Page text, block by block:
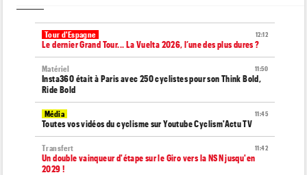
12:12
Tour d'Espagne
Le dernier Grand Tour... La Vuelta 2026, l’une des plus dures ?
11:50
Matériel
Insta360 était à Paris avec 250 cyclistes pour son Think Bold,
Ride Bold
11:45
Média
Toutes vos vidéos du cyclisme sur Youtube Cyclism'Actu TV
11:42
Transfert
Un double vainqueur d'étape sur le Giro vers la NSN jusqu'en
2029 !